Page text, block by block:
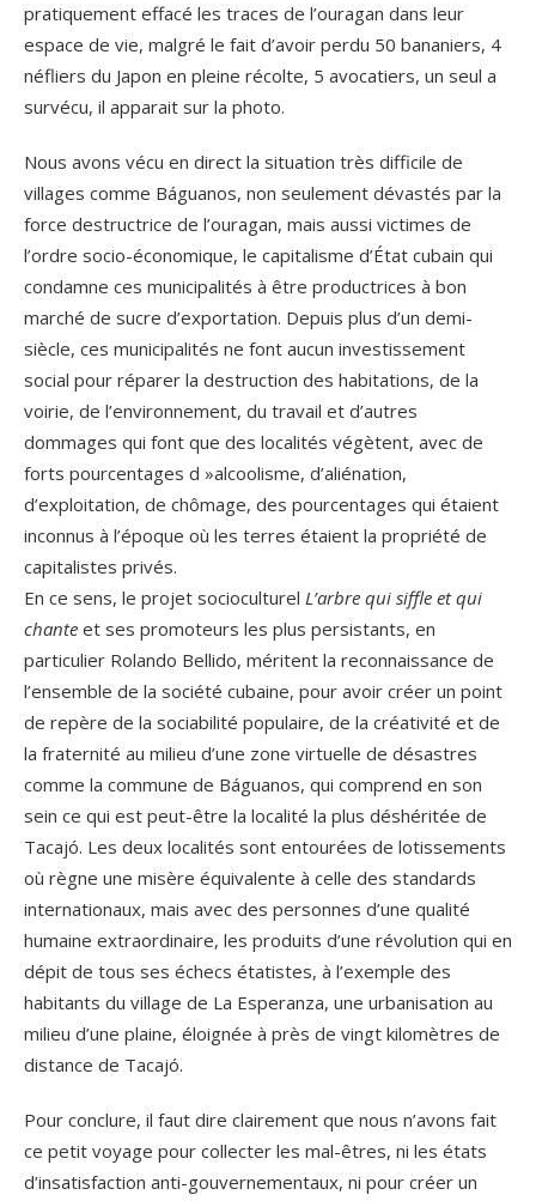
pratiquement effacé les traces de l’ouragan dans leur
espace de vie, malgré le fait d’avoir perdu 50 bananiers, 4
néfliers du Japon en pleine récolte, 5 avocatiers, un seul a
survécu, il apparait sur la photo.
Nous avons vécu en direct la situation très difficile de
villages comme Báguanos, non seulement dévastés par la
force destructrice de l’ouragan, mais aussi victimes de
l’ordre socio-économique, le capitalisme d’État cubain qui
condamne ces municipalités à être productrices à bon
marché de sucre d’exportation. Depuis plus d’un demi-
siècle, ces municipalités ne font aucun investissement
social pour réparer la destruction des habitations, de la
voirie, de l’environnement, du travail et d’autres
dommages qui font que des localités végètent, avec de
forts pourcentages d »alcoolisme, d’aliénation,
d’exploitation, de chômage, des pourcentages qui étaient
inconnus à l’époque où les terres étaient la propriété de
capitalistes privés.
En ce sens, le projet socioculturel L’arbre qui siffle et qui
chante et ses promoteurs les plus persistants, en
particulier Rolando Bellido, méritent la reconnaissance de
l’ensemble de la société cubaine, pour avoir créer un point
de repère de la sociabilité populaire, de la créativité et de
la fraternité au milieu d’une zone virtuelle de désastres
comme la commune de Báguanos, qui comprend en son
sein ce qui est peut-être la localité la plus déshéritée de
Tacajó. Les deux localités sont entourées de lotissements
où règne une misère équivalente à celle des standards
internationaux, mais avec des personnes d’une qualité
humaine extraordinaire, les produits d’une révolution qui en
dépit de tous ses échecs étatistes, à l’exemple des
habitants du village de La Esperanza, une urbanisation au
milieu d’une plaine, éloignée à près de vingt kilomètres de
distance de Tacajó.
Pour conclure, il faut dire clairement que nous n’avons fait
ce petit voyage pour collecter les mal-êtres, ni les états
d’insatisfaction anti-gouvernementaux, ni pour créer un